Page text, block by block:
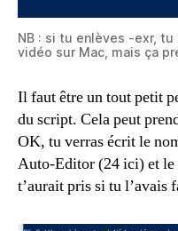
NB : si tu enlèves -exr,
vidéo sur Mac, mais ça
Il faut être un tout petit
du script. Cela peut
OK, tu verras écrit le
Auto-Editor (24 ici) et le
t’aurait pris si tu l’avais